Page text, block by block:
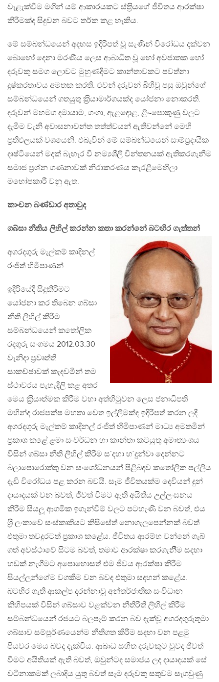
වැළැක්වීම මගින් යම් ආකාරයකට ස්ත‍්‍රියගේ ජීවිතය ආරක්ෂා
කිරීමක්ද සිදුවන බවට තර්ක කළ හැකිය.
මේ සම්බන්ධයෙන් අදහස ඉදිරිපත් වූ සැණින් විරෝධය දක්වන
බොහෝ දෙනා මරණීය ලෙස ආබාධිත වූ හෝ අවජාතක හෝ
දරුවකු සමග ලොවට මුහුණදීමට කාන්තාවකට පවත්නා
දුෂ්කරතාවය අමතක කරති. එවන් දරුවන් බිහිවූ පසු ඔවුන්ගේ
සම්බන්ධයෙන් ගතයුතු ක‍්‍රියාමාර්ගයක්ද යෝජනා නොකරති.
දරුවන් මහමග දමායාම, ගංගා, ඇළදොළ, ළිං-පොකුණු වලට
දැමීම වැනි අවාසනාවන්ත තත්ත්වයන් ඇතිවන්නේ මෙහි
ප‍්‍රතිඵලයක් වශයෙනි. එබැවින් මේ සම්බන්ධයෙන් සාම්ප‍්‍රදායික
දෘෂ්ටියෙන් මදක් බැහැර වී නම්‍යශීලී චින්තනයක් ඇතිකරගැනීම
සමාජ ප‍්‍රශ්න ගණනාවක් නිරාකරණය කැරළීමෙහිලා
මහෝපකාරී වනු ඇත.
කාංචන බණ්ඩාර අතාවුද
ගබ්සා නීතිය ලිහිල් කරන්න කතා කරන්නේ බටහිර ගැත්තන්
අගරදගුරු මැල්කම් කාදිනල්
රංජිත් හිමිපාණන්
ඉදිරියේදී සිදුකිරීමට
යෝජනා කර තිබෙන ගබ්සා
නීති ලිහිල් කිරීම
සම්බන්ධයෙන් කතෝලික
රදගුරු සංගමය 2012.03.30
වැනිදා ප‍්‍රවෘත්ති
සාකච්ඡාවක් කැදවමින් තම
ස්ථාවරය පැහැදිලි කළ අතර
මෙය ක‍්‍රියාත්මක කිරීම වහා අත්හිටුවන ලෙස ජනාධිපති
මහින්ද රාජපක්ෂ මහතා වෙත ඉල්ලීමක්ද ඉදිරිපත් කරන ලදී.
අගරදගුරු මැල්කම් කාදිනල් රංජිත් හිමිපාණන් මාධ්‍ය අමතමින්
ප‍්‍රකාශ කළේ ළමා සංවර්ධන හා කාන්තා කටයුතු අමාත්‍යංශය
විසින් ගබ්සා නීති ලිහිල් කිරීම ස`දහා හ`දුන්වා දෙන්නට
බලාපොරොත්තු වන සංශෝධනයන් පිළිබදව කතෝලික පල්ලිය
දැඩි විරෝධය පළ කරන බවයි. සෑම ජීවිතයක්ම දෙවියන් දුන්
දායාදයක් වන බවත්, ජීවත් වීමට ඇති අයිතිය උල්ලංඝනය
කිරීම සියලූ ආගමික ඉගැන්වීම් වලට පටහැණි වන බවත්, එය
ශ‍්‍රී ලංකාවේ සංස්කෘතියට කිසිසේත් නොගැලපෙන්නක් බවත්
එතුමා තවදුරටත් ප‍්‍රකාශ කළේය. ජීවිතය ආරම්භ වන්නේ ගැබ්
ගත් අවස්ථාවේ සිටම බවත්, තමාව ආරක්ෂා කරගැනීීම සදහා
හඩක් නැගීමට අපොහොසත් එම ජීවය ආරක්ෂා කිරීම
සියල්ලන්ගේම වගකීම වන බවද එතුමා සදහන් කළේය.
බටහිර ගැති ආකල්ප දරන්නාවූ අන්තර්ජාතික සංවිධාන
කිහිපයක් විසින් ගබ්සාව වළක්වන නීතිරීති ලිහිල් කිරීම
සම්බන්ධයෙන් රජයට බලපෑම් කරන බව දැක්වූ අගරදගුරුතුමා
ගබ්සාව සම්පූර්ණයෙන්ම නීතිගත කිරීම සදහා වන පළමු
පියවර මෙය බවද දැක්වීය. ආබාධ සහිත දරුවකුට වුවද ජීවත්
වීමට අයිතියක් ඇති බවත්, ඔවුන්ටද සමාජය ලද දායාදයක් සේ
වටිනාකමක් ලබාදිය යුතු බවත් සෑම දරුවකු සතුවම සැගවුණු